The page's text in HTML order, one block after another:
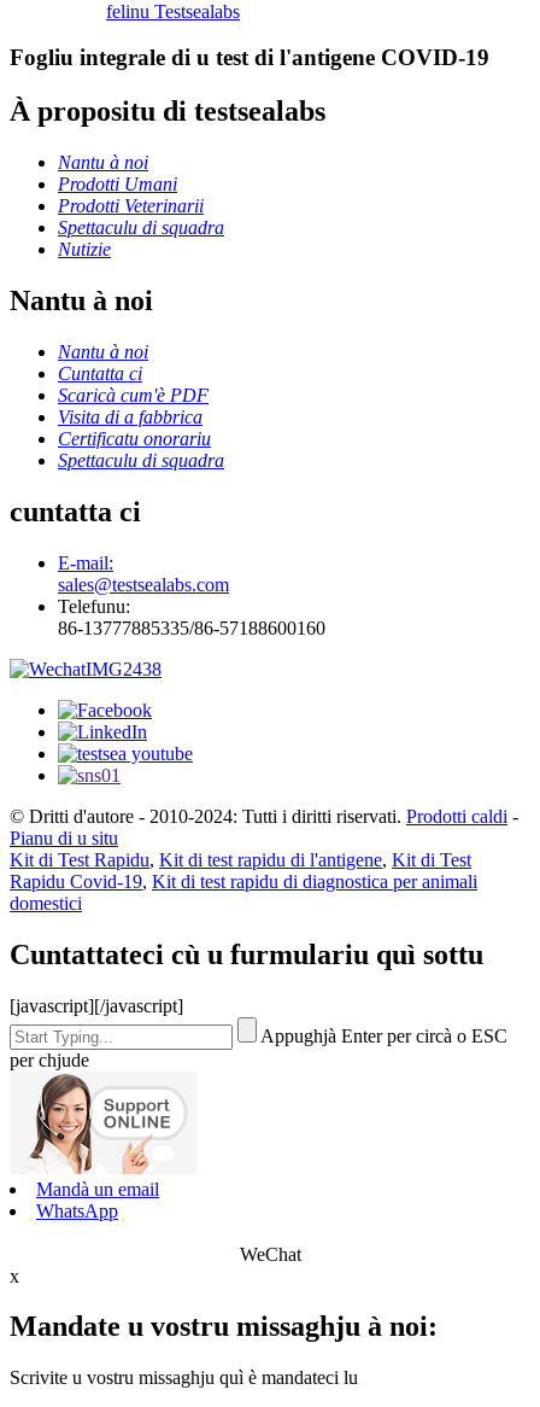
felinu Testsealabs
Fogliu integrale di u test di l'antigene COVID-19
À propositu di testsealabs
Nantu à noi
Prodotti Umani
Prodotti Veterinarii
Spettaculu di squadra
Nutizie
Nantu à noi
Nantu à noi
Cuntatta ci
Scaricà cum'è PDF
Visita di a fabbrica
Certificatu onorariu
Spettaculu di squadra
cuntatta ci
E-mail:
sales@testsealabs.com
Telefunu:
86-13777885335/86-57188600160
© Dritti d'autore - 2010-2024: Tutti i diritti riservati. Prodotti caldi -
Pianu di u situ
Kit di Test Rapidu, Kit di test rapidu di l'antigene, Kit di Test
Rapidu Covid-19, Kit di test rapidu di diagnostica per animali
domestici
Cuntattateci cù u furmulariu quì sottu
[javascript][/javascript]
Appughjà Enter per circà o ESC
per chjude
Mandà un email
WhatsApp
WeChat
x
Mandate u vostru missaghju à noi:
Scrivite u vostru missaghju quì è mandateci lu